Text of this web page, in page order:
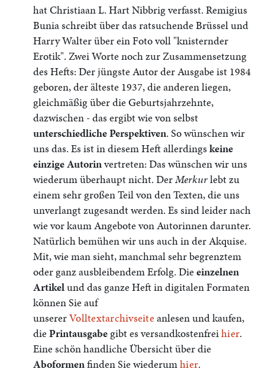
hat Christiaan L. Hart Nibbrig verfasst. Remigius
Bunia schreibt über das ratsuchende Brüssel und
Harry Walter über ein Foto voll "knisternder
Erotik". Zwei Worte noch zur Zusammensetzung
des Hefts: Der jüngste Autor der Ausgabe ist 1984
geboren, der älteste 1937, die anderen liegen,
gleichmäßig über die Geburtsjahrzehnte,
dazwischen - das ergibt wie von selbst
unterschiedliche Perspektiven. So wünschen wir
uns das. Es ist in diesem Heft allerdings keine
einzige Autorinvertreten: Das wünschen wir uns
wiederum überhaupt nicht. DerMerkurlebt zu
einem sehr großen Teil von den Texten, die uns
unverlangt zugesandt werden. Es sind leider nach
wie vor kaum Angebote von Autorinnen darunter.
Natürlich bemühen wir uns auch in der Akquise.
Mit, wie man sieht, manchmal sehr begrenztem
oder ganz ausbleibendem Erfolg. Dieeinzelnen
Artikelund das ganze Heft in digitalen Formaten
können Sie auf
unsererVolltextarchivseiteanlesen und kaufen,
diePrintausgabe gibt es versandkostenfreihier.
Eine schön handliche Übersicht über die
Aboformenfinden Sie wiederumhier.